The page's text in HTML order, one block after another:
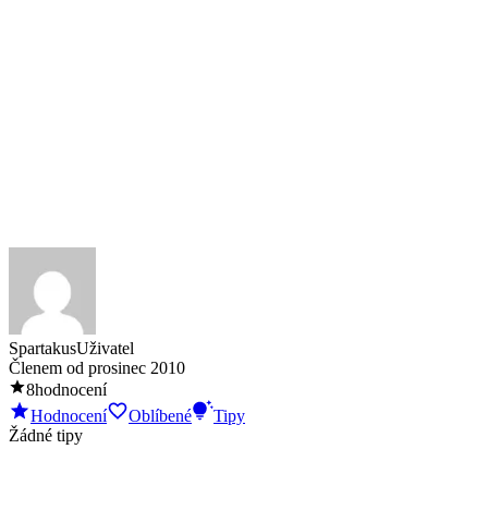
SpartakusUživatel
Členem od prosinec 2010
8hodnocení
Hodnocení
Oblíbené
Tipy
Žádné tipy